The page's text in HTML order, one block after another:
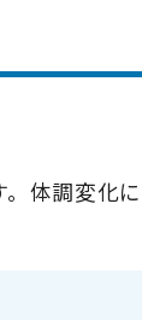
体調変化